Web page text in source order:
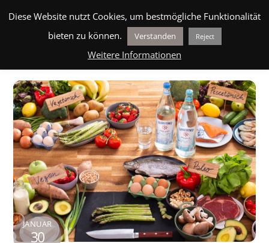
JANUAR
30
Diese Website nutzt Cookies, um bestmögliche Funktionalität
bieten zu können.
Verstanden Reject
Weitere Informationen